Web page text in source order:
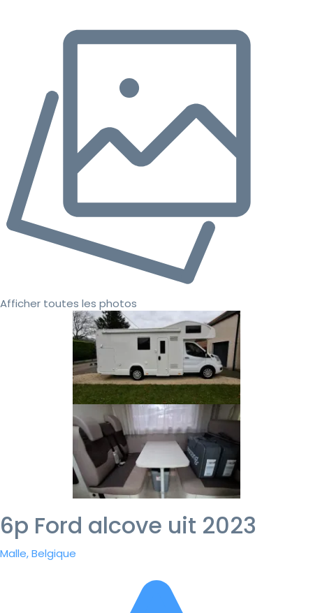
Afficher toutes les photos
6p Ford alcove uit 2023
Malle, Belgique